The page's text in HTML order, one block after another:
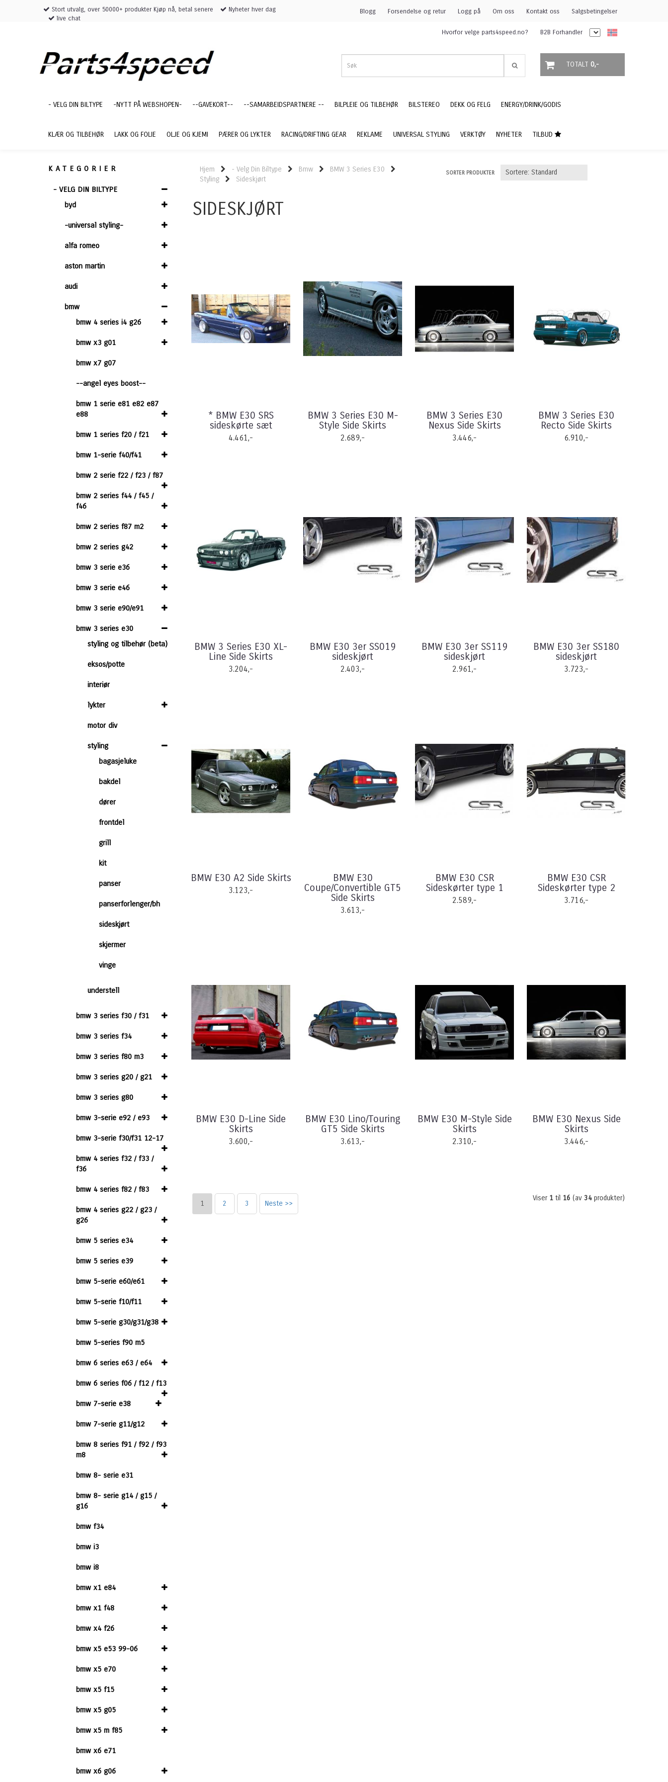
Stort utvalg, over 50000+ produkter Kjøp nå, betal senere
Nyheter hver dag
live chat
Blogg Forsendelse og retur Logg på Om oss Kontakt oss Salgsbetingelser
Hvorfor velge parts4speed.no? B2B Forhandler
TOTALT 0,-
- VELG DIN BILTYPE -NYTT PÅ WEBSHOPEN- --GAVEKORT-- --SAMARBEIDSPARTNERE -- BILPLEIE OG TILBEHØR BILSTEREO DEKK OG FELG ENERGY/DRINK/GODIS
KLÆR OG TILBEHØR LAKK OG FOLIE OLJE OG KJEMI PÆRER OG LYKTER RACING/DRIFTING GEAR REKLAME UNIVERSAL STYLING VERKTØY NYHETER TILBUD
KATEGORIER
- VELG DIN BILTYPE
byd
-universal styling-
alfa romeo
aston martin
audi
bmw
bmw 4 series i4 g26
bmw x3 g01
bmw x7 g07
--angel eyes boost--
bmw 1 serie e81 e82 e87
e88
bmw 1 series f20 / f21
bmw 1-serie f40/f41
bmw 2 serie f22 / f23 / f87
bmw 2 series f44 / f45 /
f46
bmw 2 series f87 m2
bmw 2 series g42
bmw 3 serie e36
bmw 3 serie e46
bmw 3 serie e90/e91
bmw 3 series e30
styling og tilbehør (beta)
eksos/potte
interiør
lykter
motor div
styling
bagasjeluke
bakdel
dører
frontdel
grill
kit
panser
panserforlenger/bh
sideskjørt
skjermer
vinge
understell
bmw 3 series f30 / f31
bmw 3 series f34
bmw 3 series f80 m3
bmw 3 series g20 / g21
bmw 3 series g80
bmw 3-serie e92 / e93
bmw 3-serie f30/f31 12-17
bmw 4 series f32 / f33 /
f36
bmw 4 series f82 / f83
bmw 4 series g22 / g23 /
g26
bmw 5 series e34
bmw 5 series e39
bmw 5-serie e60/e61
bmw 5-serie f10/f11
bmw 5-serie g30/g31/g38
bmw 5-series f90 m5
bmw 6 series e63 / e64
bmw 6 series f06 / f12 / f13
bmw 7-serie e38
bmw 7-serie g11/g12
bmw 8 series f91 / f92 / f93
m8
bmw 8- serie e31
bmw 8- serie g14 / g15 /
g16
bmw f34
bmw i3
bmw i8
bmw x1 e84
bmw x1 f48
bmw x4 f26
bmw x5 e53 99-06
bmw x5 e70
bmw x5 f15
bmw x5 g05
bmw x5 m f85
bmw x6 e71
bmw x6 g06
Hjem - Velg Din Biltype Bmw
BMW 3 Series E30
Styling
Sideskjørt
SORTER PRODUKTER
SIDESKJØRT
* BMW E30 SRS
sideskørte sæt
4.461,-
BMW 3 Series E30 M-
Style Side Skirts
2.689,-
BMW 3 Series E30
Nexus Side Skirts
3.446,-
BMW 3 Series E30
Recto Side Skirts
6.910,-
BMW 3 Series E30 XL-
Line Side Skirts
3.204,-
BMW E30 3er SS019
sideskjørt
2.403,-
BMW E30 3er SS119
sideskjørt
2.961,-
BMW E30 3er SS180
sideskjørt
3.723,-
BMW E30 A2 Side Skirts
3.123,-
BMW E30
Coupe/Convertible GT5
Side Skirts
3.613,-
BMW E30 CSR
Sideskørter type 1
2.589,-
BMW E30 CSR
Sideskørter type 2
3.716,-
BMW E30 D-Line Side
Skirts
3.600,-
BMW E30 Lino/Touring
GT5 Side Skirts
3.613,-
BMW E30 M-Style Side
Skirts
2.310,-
BMW E30 Nexus Side
Skirts
3.446,-
1 2 3 Neste >>
Viser 1 til 16 (av 34 produkter)